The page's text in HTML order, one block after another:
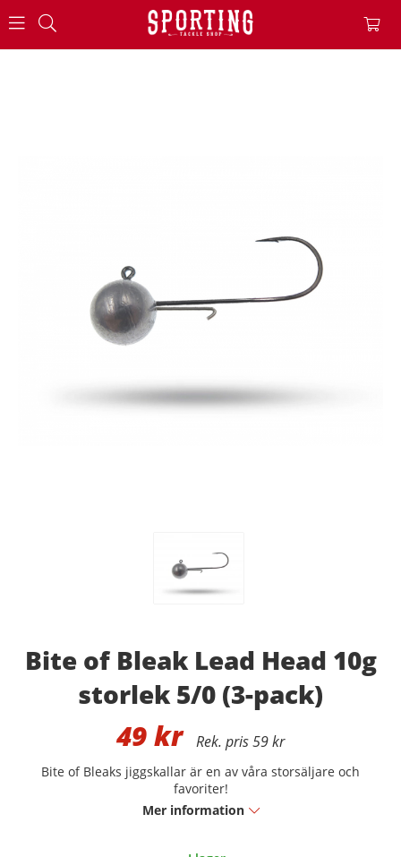
Bite of Bleak Lead Head 10g
storlek 5/0 (3-pack)
49kr 59 kr
Bite of Bleaks jiggskallar är en av våra storsäljare och
favoriter!
Mer information